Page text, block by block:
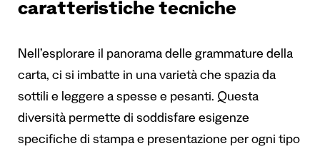
caratteristiche tecniche
Nell’esplorare il panorama delle grammature della
carta, ci si imbatte in una varietà che spazia da
sottili e leggere a spesse e pesanti. Questa
diversità permette di soddisfare esigenze
specifiche di stampa e presentazione per ogni tipo